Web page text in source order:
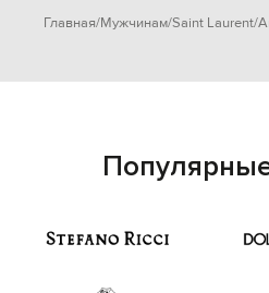
Главная Мужчинам Saint Laurent